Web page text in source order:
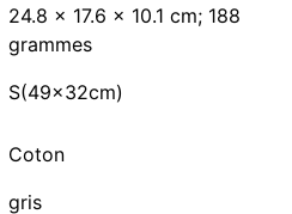
‎24.8 x 17.6 x 10.1 cm; 188
grammes
‎S(49x32cm)
‎Coton
‎gris